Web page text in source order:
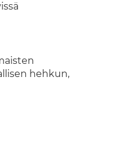
hehkun,